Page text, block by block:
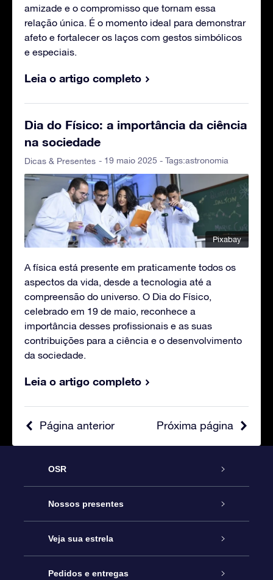
amizade e o compromisso que tornam essa
relação única. É o momento ideal para demonstrar
afeto e fortalecer os laços com gestos simbólicos
e especiais.
Leia o artigo completo
Dia do Físico: a importância da ciência
na sociedade
Dicas & Presentes - 19 maio 2025 - Tags:astronomia
Pixabay
A física está presente em praticamente todos os
aspectos da vida, desde a tecnologia até a
compreensão do universo. O Dia do Físico,
celebrado em 19 de maio, reconhece a
importância desses profissionais e as suas
contribuições para a ciência e o desenvolvimento
da sociedade.
Leia o artigo completo
Próxima página
Página anterior
OSR
Serviço
Entre em contato conosco
Blog
Nossos presentes
Presente estrelar on-line
Pacote de presente da OSR
Veja sua estrela
Star Register
Pedidos e entregas